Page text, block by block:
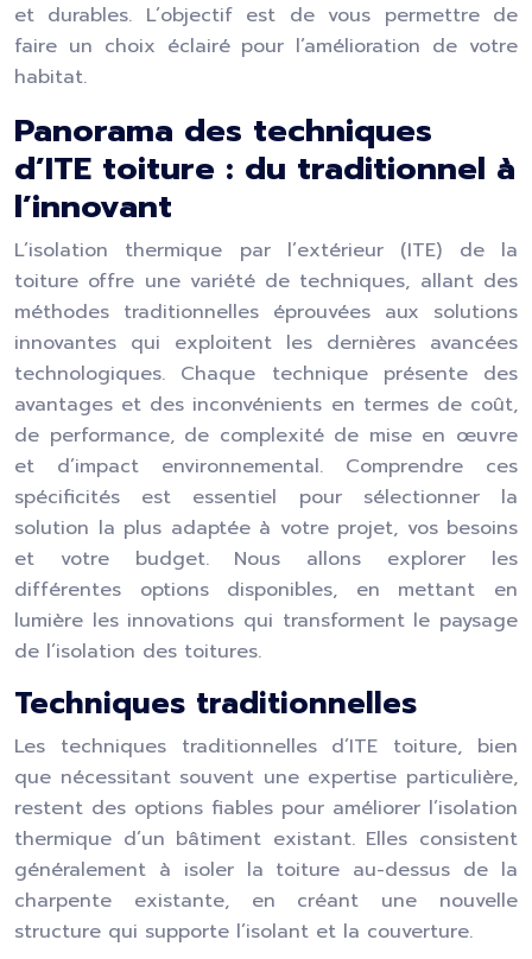
et durables. L’objectif est de vous permettre de
faire un choix éclairé pour l’amélioration de votre
habitat.
Panorama des techniques
d’ITE toiture : du traditionnel à
l’innovant
L’isolation thermique par l’extérieur (ITE) de la
toiture offre une variété de techniques, allant des
méthodes traditionnelles éprouvées aux solutions
innovantes qui exploitent les dernières avancées
technologiques. Chaque technique présente des
avantages et des inconvénients en termes de coût,
de performance, de complexité de mise en œuvre
et d’impact environnemental. Comprendre ces
spécificités est essentiel pour sélectionner la
solution la plus adaptée à votre projet, vos besoins
et votre budget. Nous allons explorer les
différentes options disponibles, en mettant en
lumière les innovations qui transforment le paysage
de l’isolation des toitures.
Techniques traditionnelles
Les techniques traditionnelles d’ITE toiture, bien
que nécessitant souvent une expertise particulière,
restent des options fiables pour améliorer l’isolation
thermique d’un bâtiment existant. Elles consistent
généralement à isoler la toiture au-dessus de la
charpente existante, en créant une nouvelle
structure qui supporte l’isolant et la couverture.